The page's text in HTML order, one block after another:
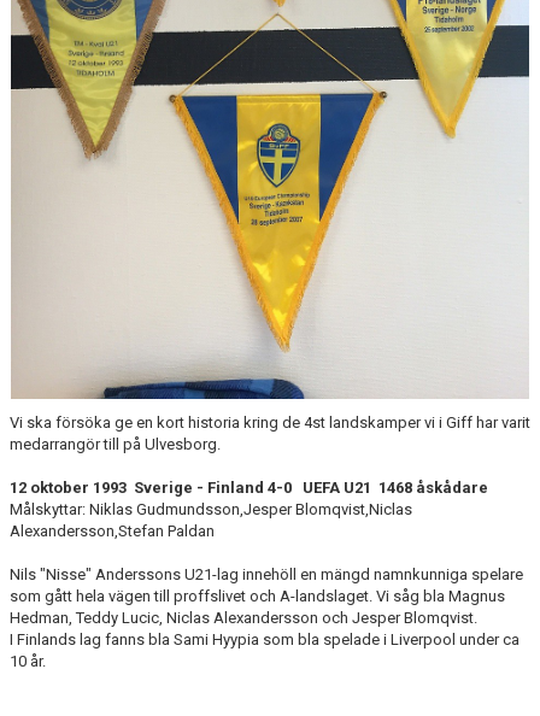
Vi ska försöka ge en kort historia kring de 4st landskamper vi i Giff har varit
medarrangör till på Ulvesborg.
12 oktober 1993 Sverige - Finland 4-0 UEFA U21 1468 åskådare
Målskyttar: Niklas Gudmundsson,Jesper Blomqvist,Niclas
Alexandersson,Stefan Paldan
Nils "Nisse" Anderssons U21-lag innehöll en mängd namnkunniga spelare
som gått hela vägen till proffslivet och A-landslaget. Vi såg bla Magnus
Hedman, Teddy Lucic, Niclas Alexandersson och Jesper Blomqvist.
I Finlands lag fanns bla Sami Hyypia som bla spelade i Liverpool under ca
10 år.